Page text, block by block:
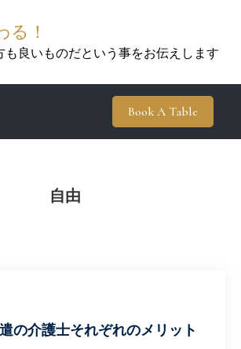
る！
良いものだという事をお伝えします
Book A Table
自由
の介護士それぞれのメリット